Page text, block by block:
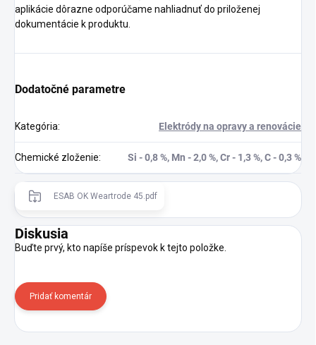
aplikácie dôrazne odporúčame nahliadnuť do priloženej
dokumentácie k produktu.
Dodatočné parametre
Kategória: Elektródy na opravy a renovácie
Chemické zloženie: Si - 0,8 %, Mn - 2,0 %, Cr - 1,3 %, C - 0,3 %
ESAB OK Weartrode 45.pdf
Diskusia
Buďte prvý, kto napíše príspevok k tejto položke.
Pridať komentár